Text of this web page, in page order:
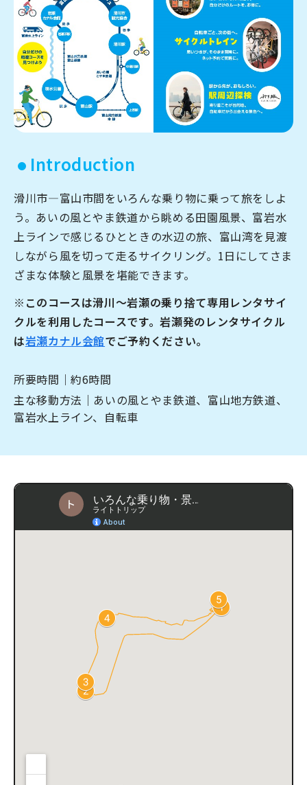
HOME
お知らせ
なめりかワット？
滑川ってどんなところ？
写真で見るなめりかわ
滑川とホタルイカ
なめりかわ"達人"名鑑
デジタルパンフレット
アクセス
なめりかわ観光パートナー
会員入会案内
お問い合わせ
滑川市観光協会について
Introduction
滑川市—富山市間をいろんな乗り物に乗って旅をしよ
う。あいの風とやま鉄道から眺める田園風景、富岩水
上ラインで感じるひとときの水辺の旅、富山湾を見渡
しながら風を切って走るサイクリング。1日にしてさま
ざまな体験と風景を堪能できます。
※このコースは滑川〜岩瀬の乗り捨て専用レンタサイ
クルを利用したコースです。岩瀬発のレンタサイクル
は岩瀬カナル会館でご予約ください。
所要時間｜約6時間
主な移動方法｜あいの風とやま鉄道、富山地方鉄道、
富岩水上ライン、自転車